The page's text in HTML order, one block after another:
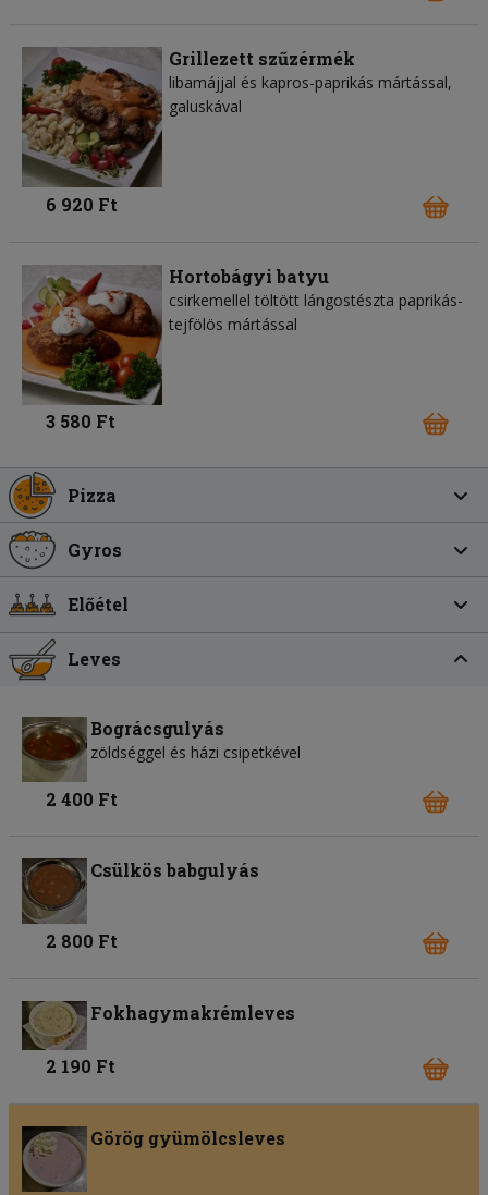
Grillezett szűzérmék
libamájjal és kapros-paprikás mártással,
galuskával
6 920 Ft
Hortobágyi batyu
csirkemellel töltött lángostészta paprikás-
tejfölös mártással
3 580 Ft
Pizza
Gyros
Előétel
Leves
Bográcsgulyás
zöldséggel és házi csipetkével
2 400 Ft
Csülkös babgulyás
2 800 Ft
Fokhagymakrémleves
2 190 Ft
Görög gyümölcsleves